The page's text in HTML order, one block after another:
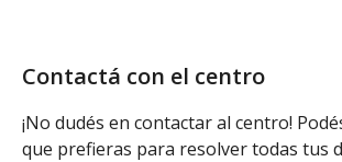
Contactá con el centro
¡No dudés en contactar al centro!
que prefieras para resolver todas tus